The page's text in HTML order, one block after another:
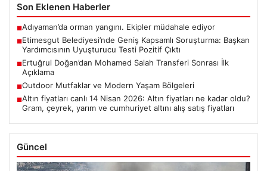
Son Eklenen Haberler
■Adıyaman’da orman yangını. Ekipler müdahale ediyor
■Etimesgut Belediyesi’nde Geniş Kapsamlı Soruşturma: Başkan
Yardımcısının Uyuşturucu Testi Pozitif Çıktı
■Ertuğrul Doğan’dan Mohamed Salah Transferi Sonrası İlk
Açıklama
■Outdoor Mutfaklar ve Modern Yaşam Bölgeleri
■Altın fiyatları canlı 14 Nisan 2026: Altın fiyatları ne kadar oldu?
Gram, çeyrek, yarım ve cumhuriyet altını alış satış fiyatları
Güncel